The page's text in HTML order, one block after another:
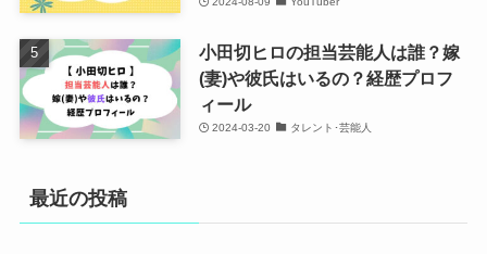
小田切ヒロの担当芸能人は誰？嫁
(妻)や彼氏はいるの？経歴プロフ
ィール
2024-03-20 タレント･芸能人
最近の投稿